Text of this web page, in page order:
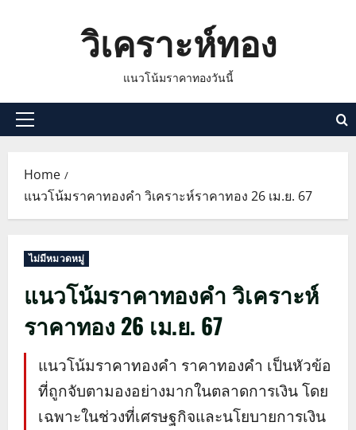
วิเคราะห์ทอง
แนวโน้มราคาทองวันนี้
Primary
Home
แนวโน้มราคาทองคำ วิเคราะห์ราคาทอง 26 เม.ย. 67
ไม่มีหมวดหมู่
แนวโน้มราคาทองคำ วิเคราะห์
ราคาทอง 26 เม.ย. 67
แนวโน้มราคาทองคำ ราคาทองคำ เป็นหัวข้อ
ที่ถูกจับตามองอย่างมากในตลาดการเงิน โดย
เฉพาะในช่วงที่เศรษฐกิจและนโยบายการเงิน